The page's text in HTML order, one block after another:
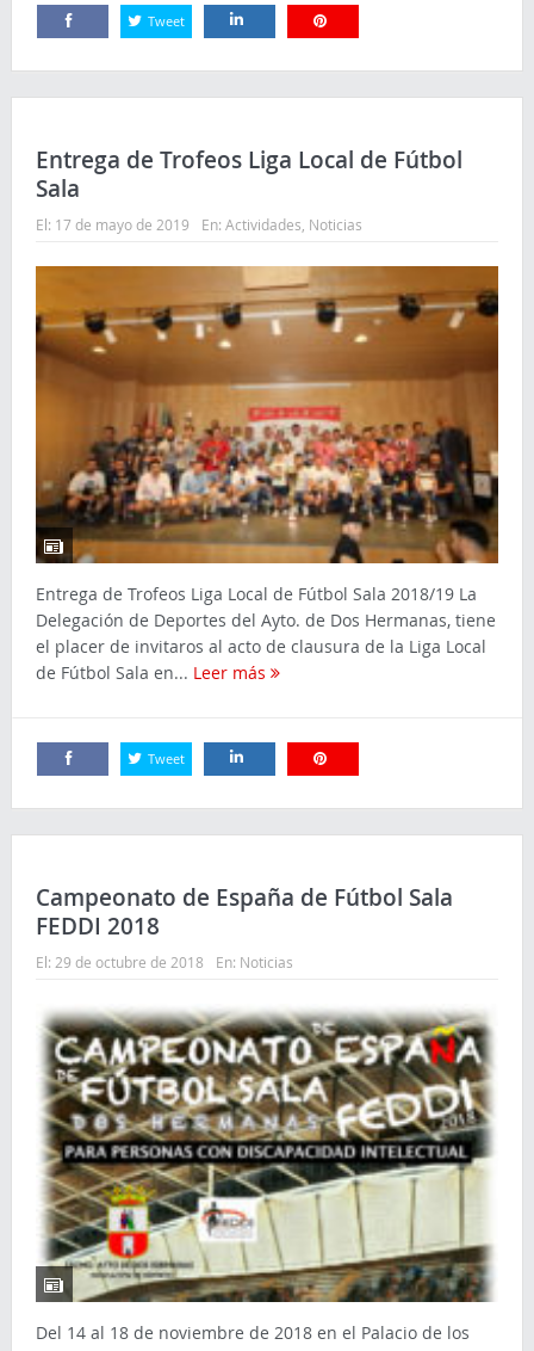
Tweet
Entrega de Trofeos Liga Local de Fútbol
Sala
El: 17 de mayo de 2019 En: Actividades Noticias
Entrega de Trofeos Liga Local de Fútbol Sala 2018/19 La
Delegación de Deportes del Ayto. de Dos Hermanas, tiene
el placer de invitaros al acto de clausura de la Liga Local
de Fútbol Sala en... Leer más
Tweet
Campeonato de España de Fútbol Sala
FEDDI 2018
El: 29 de octubre de 2018 En: Noticias
Del 14 al 18 de noviembre de 2018 en el Palacio de los